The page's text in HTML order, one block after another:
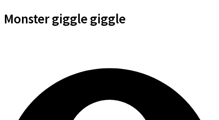
Monster giggle giggle